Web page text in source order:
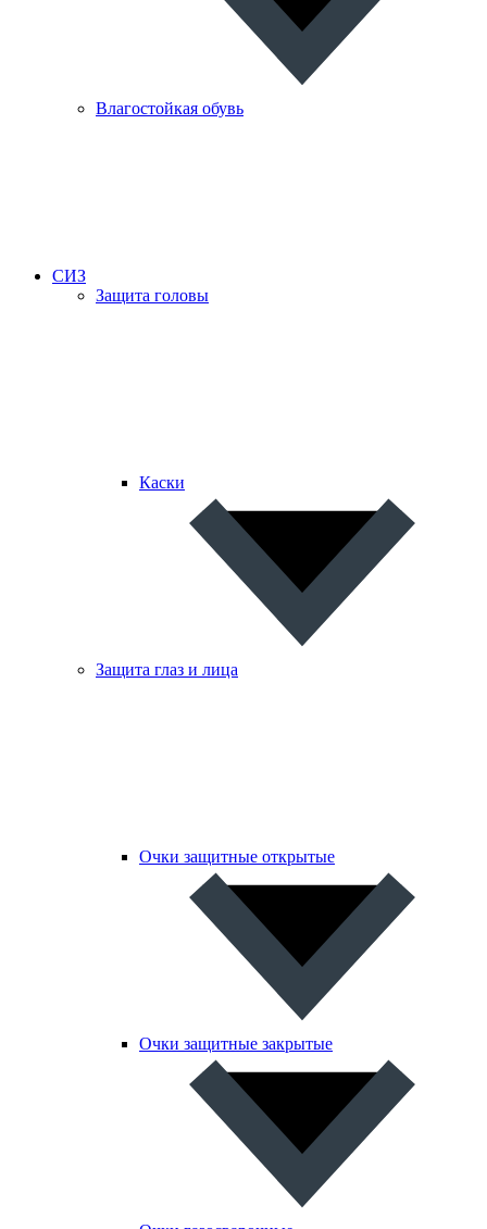
Влагостойкая обувь
СИЗ
Защита головы
Каски
Защита глаз и лица
Очки защитные открытые
Очки защитные закрытые